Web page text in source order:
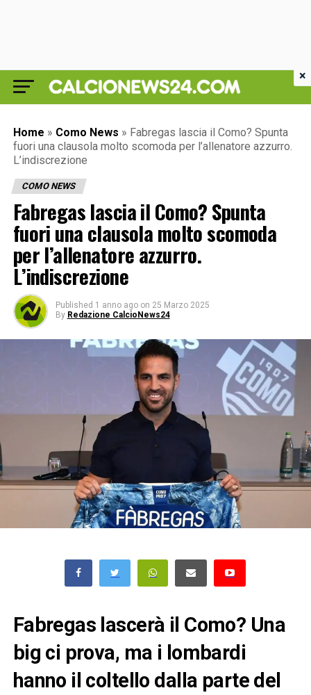
Home » Como News » Fabregas lascia il Como? Spunta
fuori una clausola molto scomoda per l’allenatore azzurro.
L’indiscrezione
COMO NEWS
Fabregas lascia il Como? Spunta
fuori una clausola molto scomoda
per l’allenatore azzurro.
L’indiscrezione
Published 1 anno ago on 25 Marzo 2025
By Redazione CalcioNews24
Fabregas lascerà il Como? Una
big ci prova, ma i lombardi
hanno il coltello dalla parte del
×